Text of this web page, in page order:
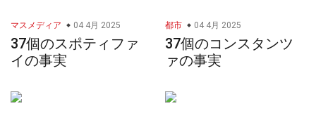
マスメディア 04 4月 2025
37個のスポティファ
イの事実
都市 04 4月 2025
37個のコンスタンツ
ァの事実